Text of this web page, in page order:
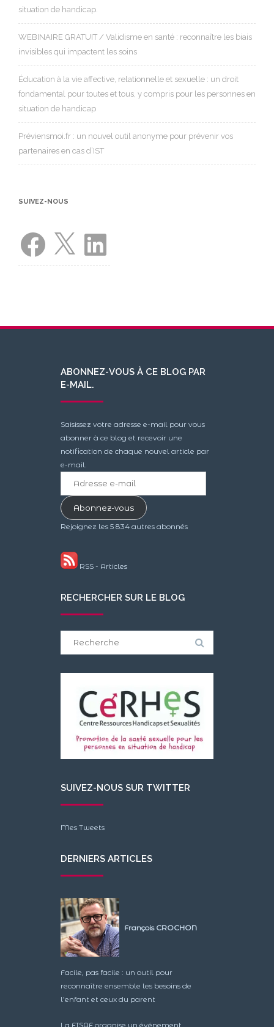
situation de handicap.
WEBINAIRE GRATUIT / Validisme en santé : reconnaître les biais
invisibles qui impactent les soins
Éducation à la vie affective, relationnelle et sexuelle : un droit
fondamental pour toutes et tous, y compris pour les personnes en
situation de handicap
Préviensmoi.fr : un nouvel outil anonyme pour prévenir vos
partenaires en cas d’IST
SUIVEZ-NOUS
Facebook LinkedIn
ABONNEZ-VOUS À CE BLOG PAR
E-MAIL.
Saisissez votre adresse e-mail pour vous
abonner à ce blog et recevoir une
notification de chaque nouvel article par
e-mail.
mailAbonnez-vous
Rejoignez les 5 834 autres abonnés
RSS - Articles
RECHERCHER SUR LE BLOG
SUIVEZ-NOUS SUR TWITTER
Mes Tweets
DERNIERS ARTICLES
François CROCHON
Facile, pas facile : un outil pour
reconnaître ensemble les besoins de
l’enfant et ceux du parent
La FISAF organise un événement